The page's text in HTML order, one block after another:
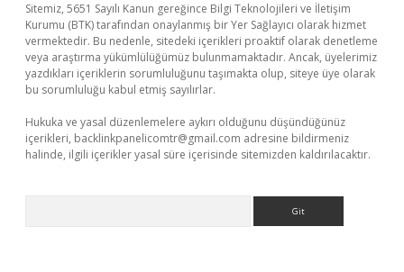
Sitemiz, 5651 Sayılı Kanun gereğince Bilgi Teknolojileri ve İletişim
Kurumu (BTK) tarafından onaylanmış bir Yer Sağlayıcı olarak hizmet
vermektedir. Bu nedenle, sitedeki içerikleri proaktif olarak denetleme
veya araştırma yükümlülüğümüz bulunmamaktadır. Ancak, üyelerimiz
yazdıkları içeriklerin sorumluluğunu taşımakta olup, siteye üye olarak
bu sorumluluğu kabul etmiş sayılırlar.
Hukuka ve yasal düzenlemelere aykırı olduğunu düşündüğünüz
içerikleri, backlinkpanelicomtr@gmail.com adresine bildirmeniz
halinde, ilgili içerikler yasal süre içerisinde sitemizden kaldırılacaktır.